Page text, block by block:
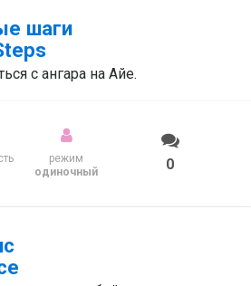
шаги
с ангара на Айе.
режим
одиночный
0